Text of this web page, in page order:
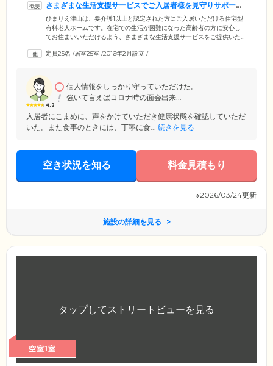
さまざまな生活支援サービスでご入居者様を見守りサポート
します
ひまりえ津山は、要介護1以上と認定された方にご入居いただける住宅型
有料老人ホームです。在宅での生活が困難になった高齢者の方に安心し
てお住まいいただけるよう、さまざまな生活支援サービスをご提供いた
わずすぐに駆け付け対応しますので、体調不良などの場合はナースコー
も登場しますのでお楽しみください。そのほか買い物の代行や介護付き
の旅行など、ご要望にお応えするさまざまなサービスをご提供いたしま
す。
定員25名 /居室25室 /2016年2月設立 /
4.2
個人情報をしっかり守っていただけた。
強いて言えばコロナ時の面会出来...
入居者にこまめに、声をかけていただき健康状態を確認していただ
いた。また食事のときには、丁寧に食... 続きを見る
空き状況を知る 料金見積もり
※2026/03/24更新
施設の詳細を見る
空室1室